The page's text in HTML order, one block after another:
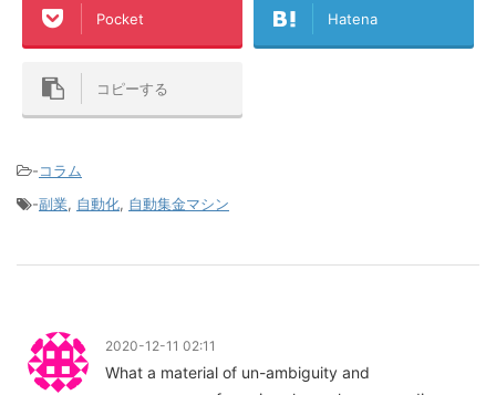
Pocket Hatena
コピーする
-コラム
-副業, 自動化, 自動集金マシン
2020-12-11 02:11
What a material of un-ambiguity and